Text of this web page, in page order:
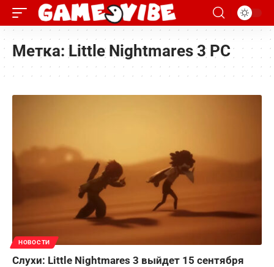
Метка:Little Nightmares 3 PC
НОВОСТИ
Слухи: Little Nightmares 3 выйдет 15 сентября